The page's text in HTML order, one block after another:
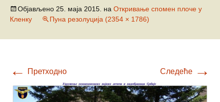
Објављено 25. маја 2015. на Откривање спомен плоче у
Кленку
Пуна резолуција (2354 × 1786)
← Претходно Следеће →